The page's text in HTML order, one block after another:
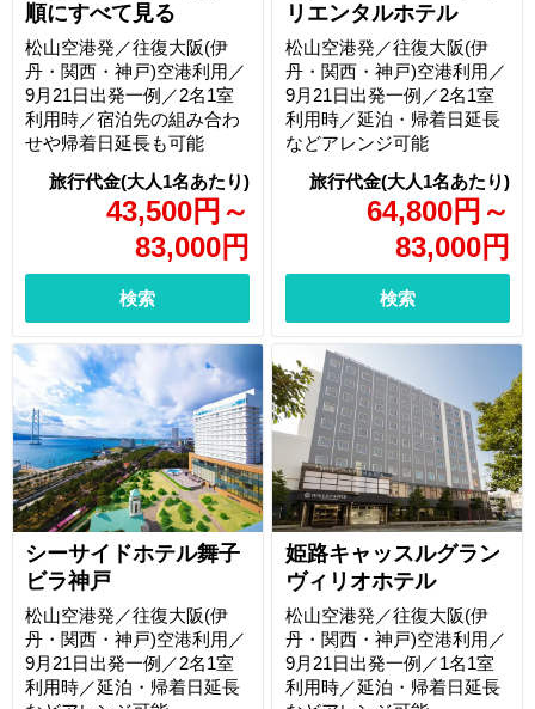
順にすべて見る
43,500円 ～
83,000円
松山空港発／往復大阪(伊
丹・関西・神戸)空港利用／
9月21日出発一例／2名1室
利用時／宿泊先の組み合わ
せや帰着日延長も可能
検索
リエンタルホテル
64,800円 ～
83,000円
松山空港発／往復大阪(伊
丹・関西・神戸)空港利用／
9月21日出発一例／2名1室
利用時／延泊・帰着日延長
などアレンジ可能
検索
シーサイドホテル舞子
ビラ神戸
松山空港発／往復大阪(伊
丹・関西・神戸)空港利用／
9月21日出発一例／2名1室
利用時／延泊・帰着日延長
姫路キャッスルグラン
ヴィリオホテル
松山空港発／往復大阪(伊
丹・関西・神戸)空港利用／
9月21日出発一例／1名1室
利用時／延泊・帰着日延長